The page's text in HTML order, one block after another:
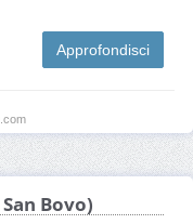
Approfondisci
Bovo)